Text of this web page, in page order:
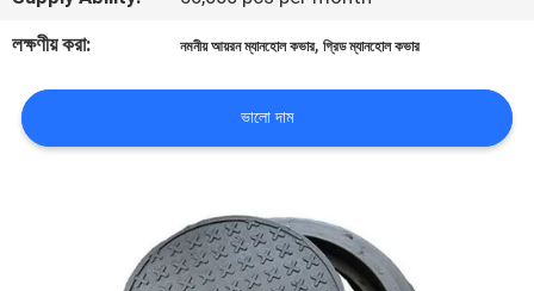
সাথে
যোগাযোগ
খবর
লক্ষণীয় করা:
নমনীয় আয়রন ম্যানহোল কভার,গ্রিড ম্যানহোল কভার
ভালো দাম